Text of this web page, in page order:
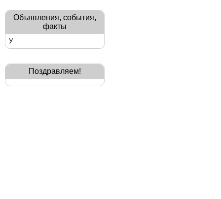
Объявления, события,
факты
У
Поздравляем!